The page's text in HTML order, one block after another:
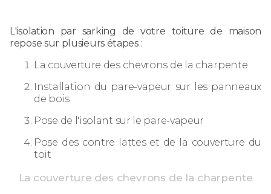
L'isolation par sarking de votre toiture de maison
repose sur plusieurs étapes :
La couverture des chevrons de la charpente
Installation du pare-vapeur sur les panneaux
de bois
Pose de l'isolant sur le pare-vapeur
Pose des contre lattes et de la couverture du
toit
La couverture des chevrons de la charpente